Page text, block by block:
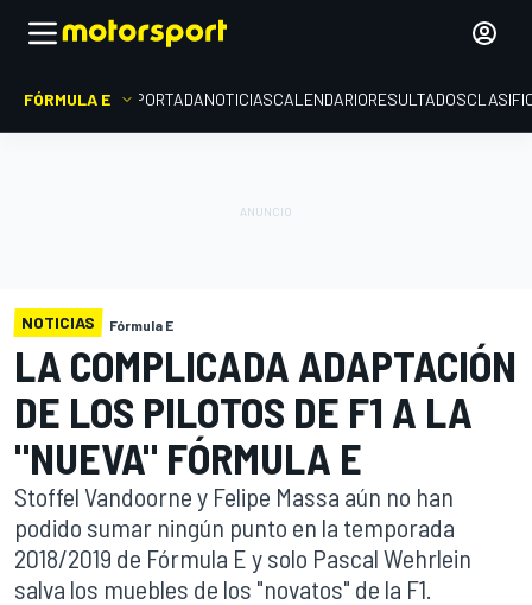
FÓRMULA E PORTADANOTICIASCALENDARIORESULTADOS
NOTICIAS Fórmula E
LA COMPLICADA ADAPTACIÓN
DE LOS PILOTOS DE F1 A LA
"NUEVA" FÓRMULA E
Stoffel Vandoorne y Felipe Massa aún no han
podido sumar ningún punto en la temporada
2018/2019 de Fórmula E y solo Pascal Wehrlein
salva los muebles de los "novatos" de la F1.